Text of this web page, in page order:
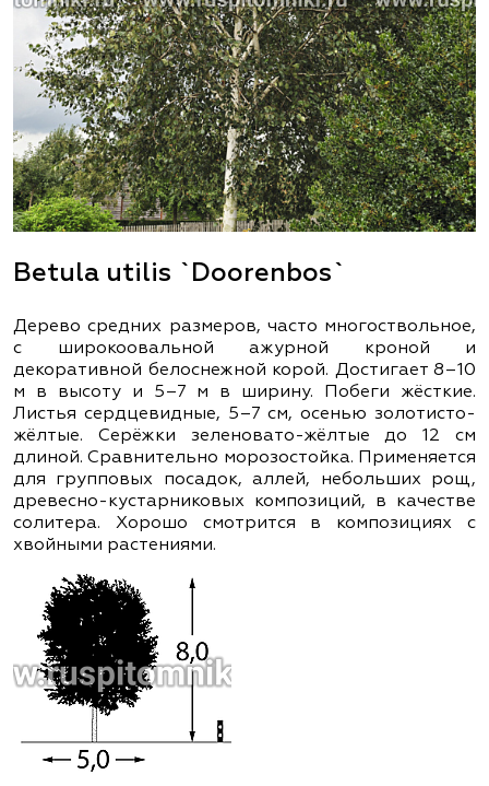
Betula utilis `Doorenbos`
Дерево средних размеров, часто многоствольное,
с широкоовальной ажурной кроной и
декоративной белоснежной корой. Достигает 8–10
м в высоту и 5–7 м в ширину. Побеги жёсткие.
Листья сердцевидные, 5–7 см, осенью золотисто-
жёлтые. Серёжки зеленовато-жёлтые до 12 см
длиной. Сравнительно морозостойка. Применяется
для групповых посадок, аллей, небольших рощ,
древесно-кустарниковых композиций, в качестве
солитера. Хорошо смотрится в композициях с
хвойными растениями.